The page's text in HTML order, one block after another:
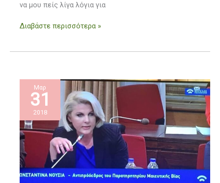
να μου πείς λίγα λόγια για
Διαβάστε περισσότερα »
Μαρ
31
2018